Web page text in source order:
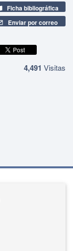
Ficha bibliográfica
Enviar por correo
4,491 Visitas